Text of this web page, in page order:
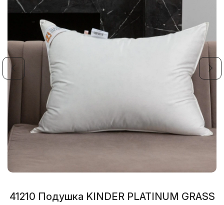
41210 Подушка KINDER PLATINUM GRASS